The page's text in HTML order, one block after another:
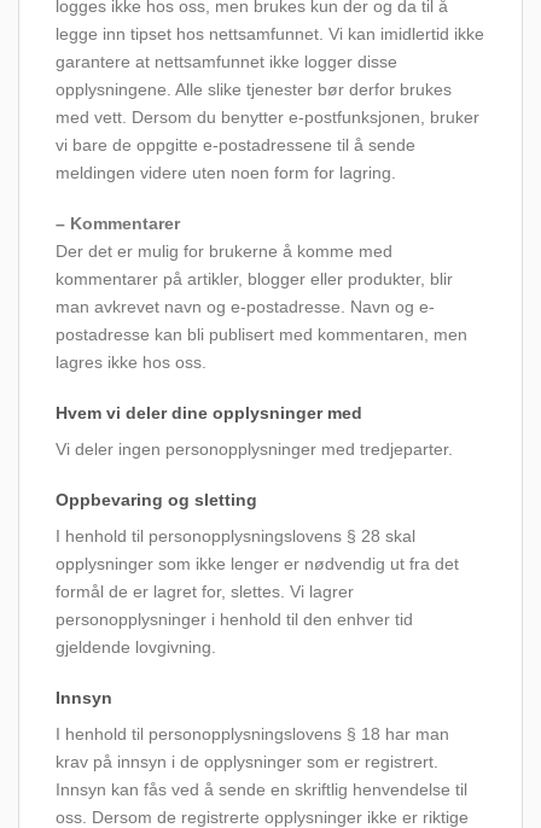
logges ikke hos oss, men brukes kun der og da til å
legge inn tipset hos nettsamfunnet. Vi kan imidlertid ikke
garantere at nettsamfunnet ikke logger disse
opplysningene. Alle slike tjenester bør derfor brukes
med vett. Dersom du benytter e-postfunksjonen, bruker
vi bare de oppgitte e-postadressene til å sende
meldingen videre uten noen form for lagring.
– Kommentarer
Der det er mulig for brukerne å komme med
kommentarer på artikler, blogger eller produkter, blir
man avkrevet navn og e-postadresse. Navn og e-
postadresse kan bli publisert med kommentaren, men
lagres ikke hos oss.
Hvem vi deler dine opplysninger med
Vi deler ingen personopplysninger med tredjeparter.
Oppbevaring og sletting
I henhold til personopplysningslovens § 28 skal
opplysninger som ikke lenger er nødvendig ut fra det
formål de er lagret for, slettes. Vi lagrer
personopplysninger i henhold til den enhver tid
gjeldende lovgivning.
Innsyn
I henhold til personopplysningslovens § 18 har man
krav på innsyn i de opplysninger som er registrert.
Innsyn kan fås ved å sende en skriftlig henvendelse til
oss. Dersom de registrerte opplysninger ikke er riktige